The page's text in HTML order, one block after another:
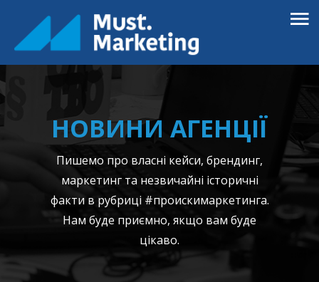
НОВИНИ АГЕНЦІЇ
Пишемо про власні кейси, брендинг,
маркетинг та незвичайні історичні
факти в рубриці #проискимаркетинга.
Нам буде приємно, якщо вам буде
цікаво.